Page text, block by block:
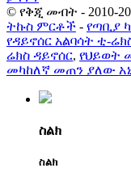
© የቅጂ መብት - 2010-
ትኩስ ምርቶች - የጣቢያ
የዳይኖሰር አልባሳት ቲ-
ሬክስ ዳይኖሰር, የህይወት
መካከለኛ መጠን ያለው
ስልክ
ስልክ